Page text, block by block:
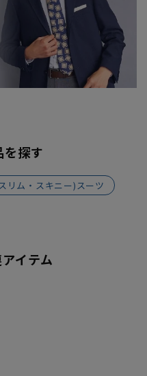
を探す
リム・スキニー)スーツ
イテム